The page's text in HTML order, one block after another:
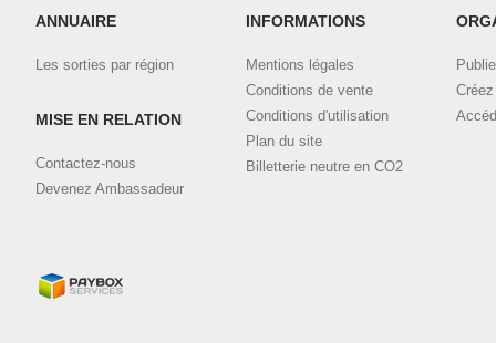
ANNUAIRE
Les sorties par région
MISE EN RELATION
Contactez-nous
Devenez Ambassadeur
INFORMATIONS
Mentions légales
Conditions de vente
Conditions d'utilisation
Plan du site
Billetterie neutre en CO2